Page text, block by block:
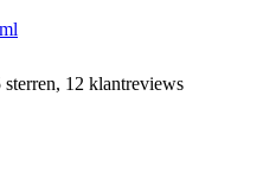
12 klantreviews